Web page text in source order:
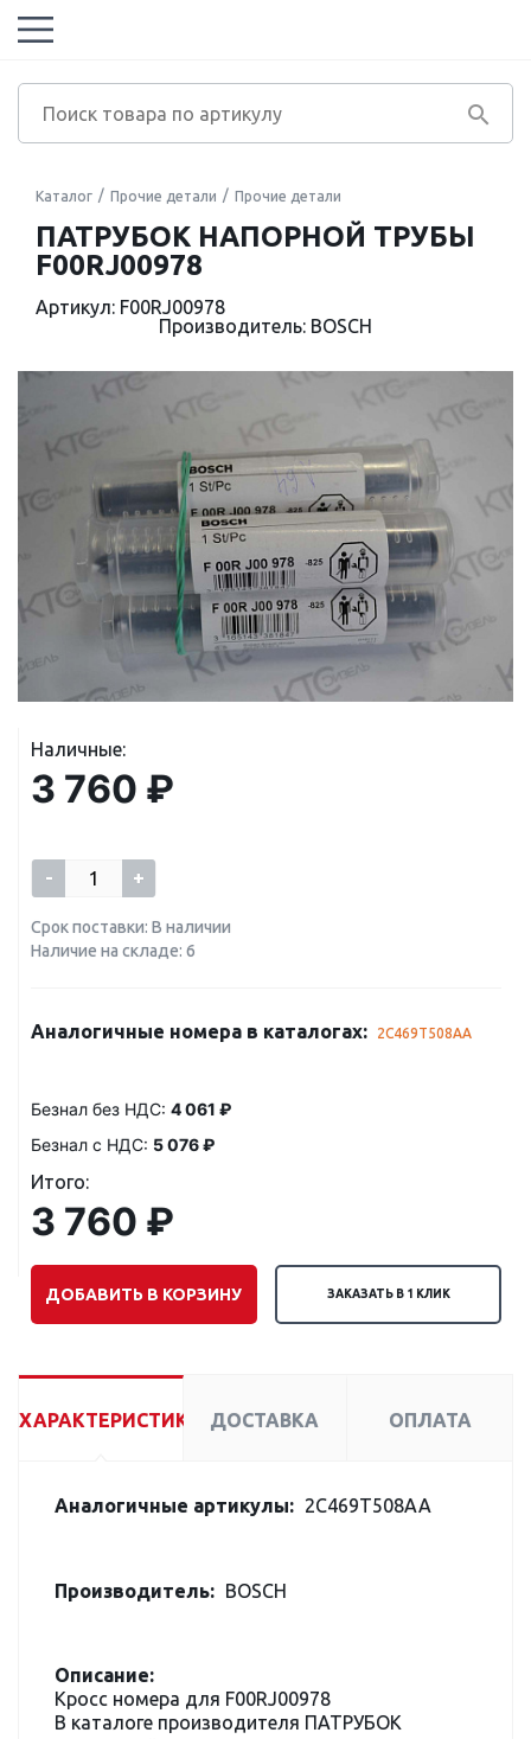
Каталог Прочие детали Прочие детали
ПАТРУБОК НАПОРНОЙ ТРУБЫ
F00RJ00978
Артикул: F00RJ00978
Производитель: BOSCH
Наличные:
3 760 ₽
- +
Срок поставки: В наличии
Наличие на складе: 6
Аналогичные номера в каталогах: 2C469T508AA
Безнал без НДС: 4 061 ₽
Безнал с НДС: 5 076 ₽
Итого:
3 760 ₽
ДОБАВИТЬ В КОРЗИНУ ЗАКАЗАТЬ В 1 КЛИК
ХАРАКТЕРИСТИКИ ДОСТАВКА ОПЛАТА
Аналогичные артикулы: 2C469T508AA
Производитель: BOSCH
Описание:
Кросс номера для F00RJ00978
В каталоге производителя ПАТРУБОК